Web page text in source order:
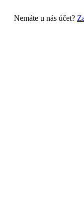
Nemáte u nás účet?